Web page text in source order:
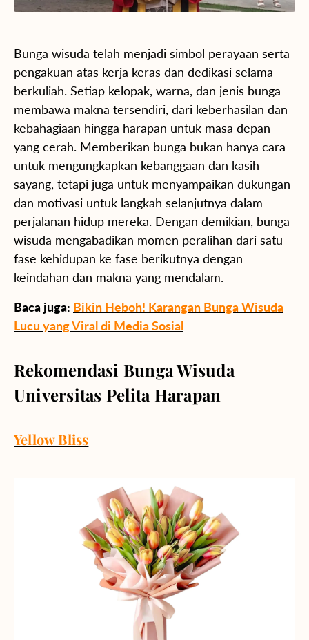
Bunga wisuda telah menjadi simbol perayaan serta
pengakuan atas kerja keras dan dedikasi selama
berkuliah. Setiap kelopak, warna, dan jenis bunga
membawa makna tersendiri, dari keberhasilan dan
kebahagiaan hingga harapan untuk masa depan
yang cerah. Memberikan bunga bukan hanya cara
untuk mengungkapkan kebanggaan dan kasih
sayang, tetapi juga untuk menyampaikan dukungan
dan motivasi untuk langkah selanjutnya dalam
perjalanan hidup mereka. Dengan demikian, bunga
wisuda mengabadikan momen peralihan dari satu
fase kehidupan ke fase berikutnya dengan
keindahan dan makna yang mendalam.
Baca juga: Bikin Heboh! Karangan Bunga Wisuda
Lucu yang Viral di Media Sosial
Rekomendasi Bunga Wisuda
Universitas Pelita Harapan
Yellow Bliss